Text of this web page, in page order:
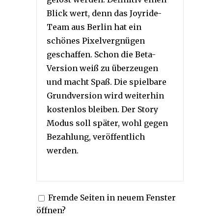
Blick wert, denn das Joyride-
Team aus Berlin hat ein
schönes Pixelvergnügen
geschaffen. Schon die Beta-
Version weiß zu überzeugen
und macht Spaß. Die spielbare
Grundversion wird weiterhin
kostenlos bleiben. Der Story
Modus soll später, wohl gegen
Bezahlung, veröffentlich
werden.
Fremde Seiten in neuem Fenster
öffnen?